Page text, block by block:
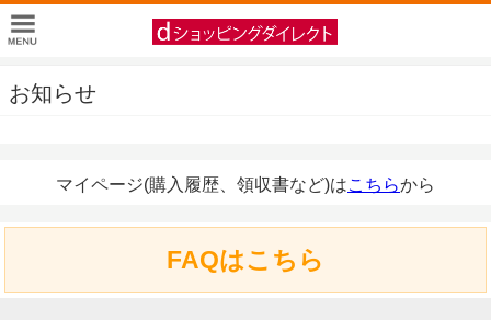
お知らせ
マイページ(購入履歴、領収書など)はこちらから
FAQはこちら